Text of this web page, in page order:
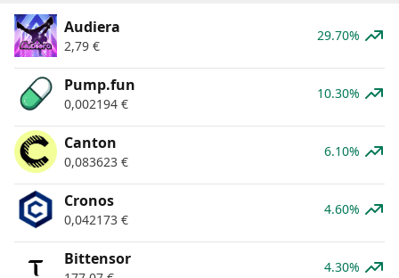
Audiera
2,79 €
29.70%
Pump.fun
0,002194 €
10.30%
Canton
0,083623 €
6.10%
Cronos
0,042173 €
4.60%
Bittensor 4.30%